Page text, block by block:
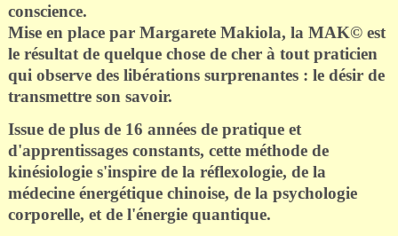
conscience.
Mise en place par Margarete Makiola, la MAK© est
le résultat de quelque chose de cher à tout praticien
qui observe des libérations surprenantes : le désir de
transmettre son savoir.
Issue de plus de 16 années de pratique et
d'apprentissages constants, cette méthode de
kinésiologies'inspirede la réflexologie, de la
médecine énergétique chinoise, de la psychologie
corporelle, et de l'énergie quantique.